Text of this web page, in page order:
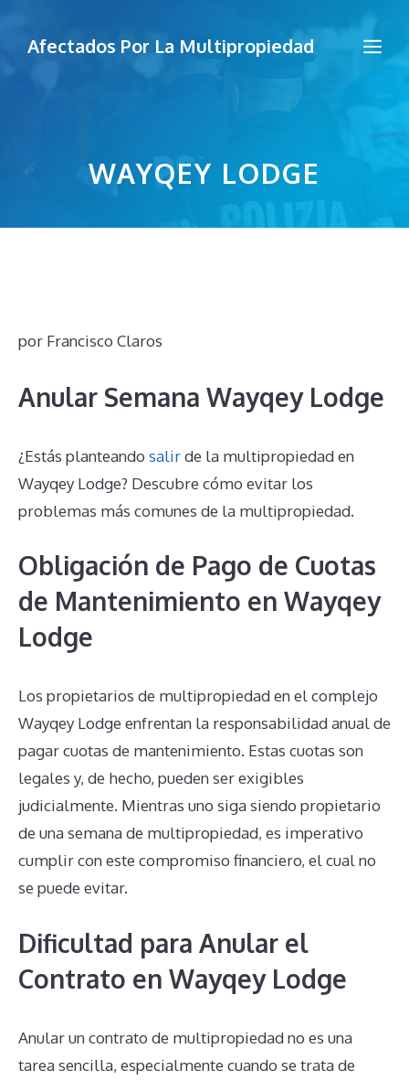
Afectados Por La Multipropiedad
WAYQEY LODGE
por Francisco Claros
Anular Semana Wayqey Lodge
¿Estás planteando salirde la multipropiedad en
Wayqey Lodge? Descubre cómo evitar los
problemas más comunes de la multipropiedad.
Obligación de Pago de Cuotas
de Mantenimiento en Wayqey
Lodge
Los propietarios de multipropiedad en el complejo
Wayqey Lodge enfrentan la responsabilidad anual de
pagar cuotas de mantenimiento. Estas cuotas son
legales y, de hecho, pueden ser exigibles
judicialmente. Mientras uno siga siendo propietario
de una semana de multipropiedad, es imperativo
cumplir con este compromiso financiero, el cual no
se puede evitar.
Dificultad para Anular el
Contrato en Wayqey Lodge
Anular un contrato de multipropiedad no es una
tarea sencilla, especialmente cuando se trata de